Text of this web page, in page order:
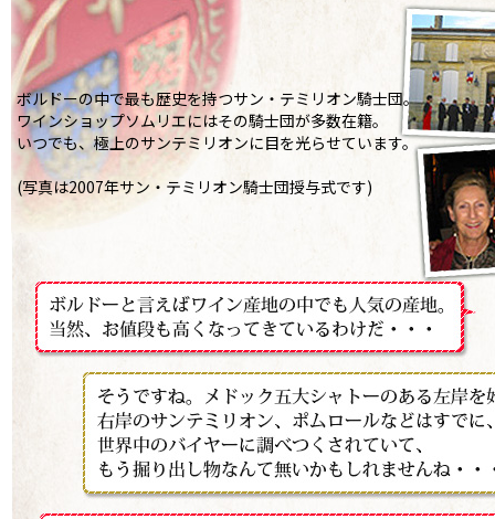
ボルドーの中で最も歴史を持つサン・テミリオン騎士団。
ワインショップソムリエにはその騎士団が多数在籍。
いつでも、極上のサンテミリオンに目を光らせています。
(写真は2007年サン・テミリオン騎士団授与式です)